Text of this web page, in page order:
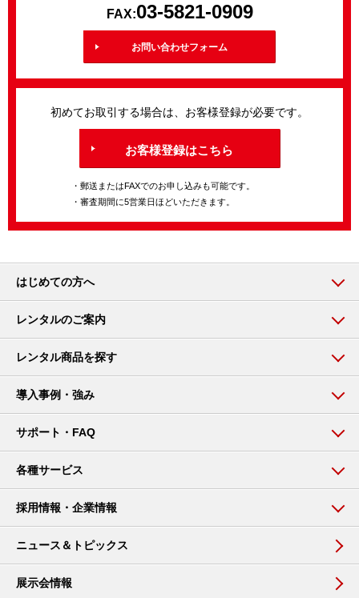
FAX:03-5821-0909
お問い合わせフォーム
初めてお取引する場合は、お客様登録が必要です。
お客様登録はこちら
・郵送またはFAXでのお申し込みも可能です。
・審査期間に5営業日ほどいただきます。
はじめての方へ
レンタルのご案内
レンタル商品を探す
導入事例・強み
サポート・FAQ
各種サービス
採用情報・企業情報
ニュース＆トピックス
展示会情報